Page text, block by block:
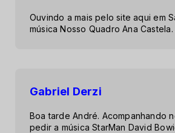
Ouvindo a mais pelo site aqui em
música Nosso Quadro Ana
Gabriel Derzi
Boa tarde André. Acompanhando
pedir a música StarMan David